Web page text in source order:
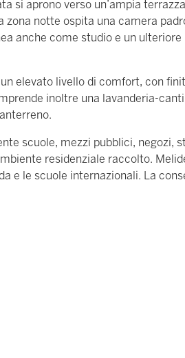
si aprono verso un’ampia
zona notte ospita una camera
anche come studio e un ulteriore
elevato livello di comfort, con
inoltre una lavanderia-
scuole, mezzi pubblici, negozi,
residenziale raccolto.
e le scuole internazionali. La